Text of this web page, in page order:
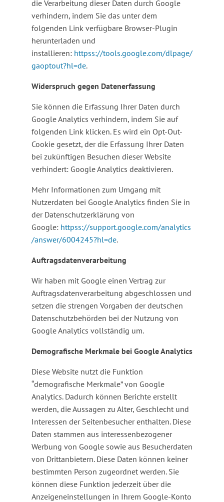
die Verarbeitung dieser Daten durch Google
verhindern, indem Sie das unter dem
folgenden Link verfügbare Browser-Plugin
herunterladen und
installieren: httpss://tools.google.com/dlpage/
gaoptout?hl=de.
Widerspruch gegen Datenerfassung
Sie können die Erfassung Ihrer Daten durch
Google Analytics verhindern, indem Sie auf
folgenden Link klicken. Es wird ein Opt-Out-
Cookie gesetzt, der die Erfassung Ihrer Daten
bei zukünftigen Besuchen dieser Website
verhindert: Google Analytics deaktivieren.
Mehr Informationen zum Umgang mit
Nutzerdaten bei Google Analytics finden Sie in
der Datenschutzerklärung von
Google: httpss://support.google.com/analytics
/answer/6004245?hl=de.
Auftragsdatenverarbeitung
Wir haben mit Google einen Vertrag zur
Auftragsdatenverarbeitung abgeschlossen und
setzen die strengen Vorgaben der deutschen
Datenschutzbehörden bei der Nutzung von
Google Analytics vollständig um.
Demografische Merkmale bei Google Analytics
Diese Website nutzt die Funktion
“demografische Merkmale” von Google
Analytics. Dadurch können Berichte erstellt
werden, die Aussagen zu Alter, Geschlecht und
Interessen der Seitenbesucher enthalten. Diese
Daten stammen aus interessenbezogener
Werbung von Google sowie aus Besucherdaten
von Drittanbietern. Diese Daten können keiner
bestimmten Person zugeordnet werden. Sie
können diese Funktion jederzeit über die
Anzeigeneinstellungen in Ihrem Google-Konto